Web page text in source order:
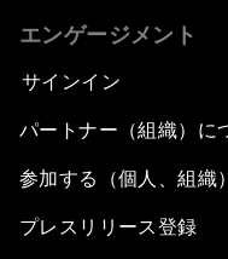
エンゲージメント
サインイン
パートナー（組織）に
参加する（個人、組織）
プレスリリース登録